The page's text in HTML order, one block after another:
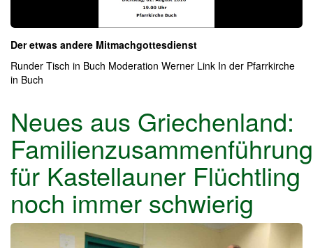
Der etwas andere Mitmachgottesdienst
Runder Tisch in Buch Moderation Werner Link In der Pfarrkirche
in Buch
Neues aus Griechenland:
Familienzusammenführung
für Kastellauner Flüchtling
noch immer schwierig